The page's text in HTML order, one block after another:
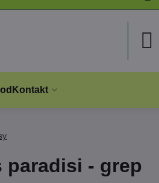
Kontakt
paradisi - grep